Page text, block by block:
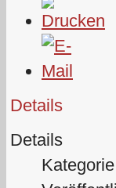
Details
Details